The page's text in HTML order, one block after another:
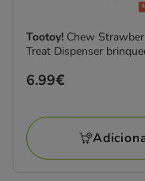
Tootoy! Chew
Treat Dispenser
Preço
6.99€